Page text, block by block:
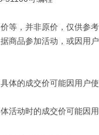
等，并非原价，仅供参考
商品参加活动，或因用
体的成交价可能因用户
活动时的成交价可能因